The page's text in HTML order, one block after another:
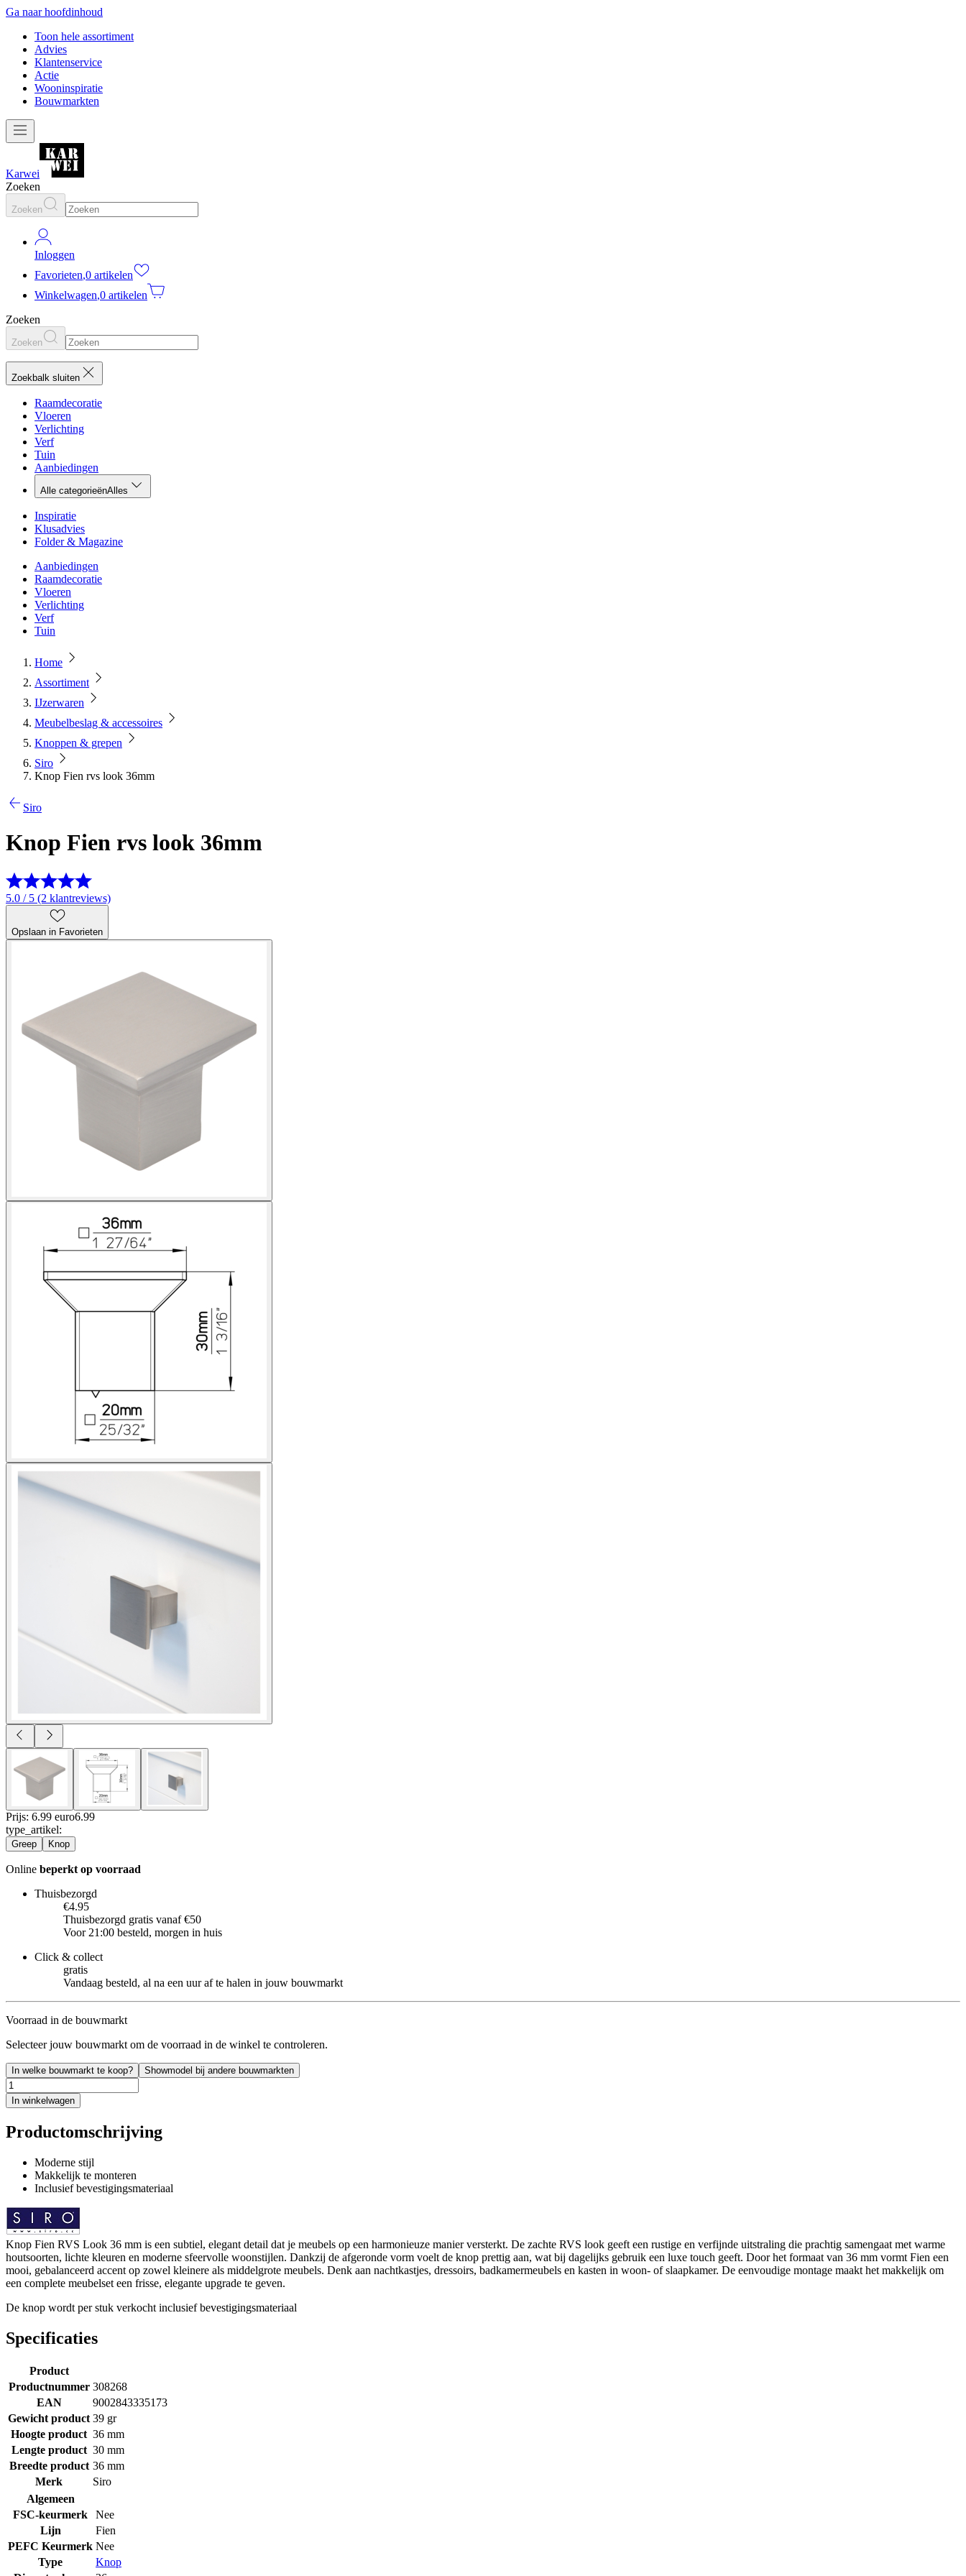
Ga naar hoofdinhoud
Toon hele assortiment
Advies
Klantenservice
Actie
Wooninspiratie
Bouwmarkten
Karwei
Zoeken
Zoeken
Inloggen
Favorieten,0 artikelen
Winkelwagen,0 artikelen
Zoeken
Zoeken
Zoekbalk sluiten
Raamdecoratie
Vloeren
Verlichting
Verf
Tuin
Aanbiedingen
Alle categorieënAlles
Inspiratie
Klusadvies
Folder & Magazine
Aanbiedingen
Raamdecoratie
Vloeren
Verlichting
Verf
Tuin
Home
Assortiment
IJzerwaren
Meubelbeslag & accessoires
Knoppen & grepen
Siro
Knop Fien rvs look 36mm
Siro
Knop Fien rvs look 36mm
5.0 / 5 (2 klantreviews)
Opslaan in Favorieten
Prijs: 6.99 euro6.99
type_artikel:
Greep Knop
Online beperkt op voorraad
Thuisbezorgd
€4.95
Thuisbezorgd gratis vanaf €50
Voor 21:00 besteld, morgen in huis
Click & collect
gratis
Vandaag besteld, al na een uur af te halen in jouw bouwmarkt
Voorraad in de bouwmarkt
Selecteer jouw bouwmarkt om de voorraad in de winkel te controleren.
In welke bouwmarkt te koop? Showmodel bij andere bouwmarkten
In winkelwagen
Productomschrijving
Moderne stijl
Makkelijk te monteren
Inclusief bevestigingsmateriaal
Knop Fien RVS Look 36 mm is een subtiel, elegant detail dat je meubels op een harmonieuze manier versterkt. De zachte RVS look geeft een rustige en verfijnde uitstraling die prachtig samengaat met warme
houtsoorten, lichte kleuren en moderne sfeervolle woonstijlen. Dankzij de afgeronde vorm voelt de knop prettig aan, wat bij dagelijks gebruik een luxe touch geeft. Door het formaat van 36 mm vormt Fien een
mooi, gebalanceerd accent op zowel kleinere als middelgrote meubels. Denk aan nachtkastjes, dressoirs, badkamermeubels en kasten in woon- of slaapkamer. De eenvoudige montage maakt het makkelijk om
een complete meubelset een frisse, elegante upgrade te geven.
De knop wordt per stuk verkocht inclusief bevestigingsmateriaal
Specificaties
Product
Productnummer 308268
EAN
9002843335173
Gewicht product 39 gr
Hoogte product 36 mm
Lengte product 30 mm
Breedte product 36 mm
Merk
Siro
Algemeen
FSC-keurmerk
Nee
Lijn
Fien
PEFC Keurmerk Nee
Type
Knop